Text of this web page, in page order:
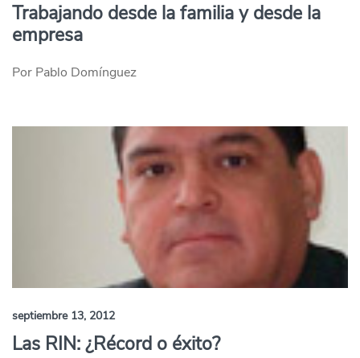
Trabajando desde la familia y desde la
empresa
Por Pablo Domínguez
septiembre 13, 2012
Las RIN: ¿Récord o éxito?